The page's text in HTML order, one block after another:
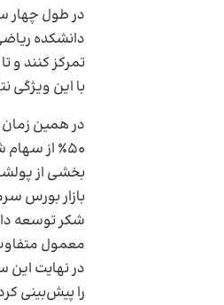
در طول چهار
دانشکده
تمرکز کنند و
با این ویژگی
در همین
۵۰٪ از
بخشی از
بازار بورس
شکر توسعه
معمول
در نهایت این
را پیش‌بینی